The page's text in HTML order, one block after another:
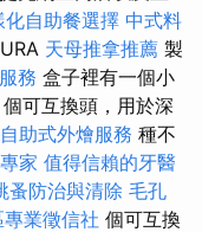
化自助餐選擇 中式料
天母推拿推薦 製
務 盒子裡有一個小
可互換頭，用於深
助式外燴服務 種不
家 值得信賴的牙醫
蚤防治與清除 毛孔
業徵信社 個可互換